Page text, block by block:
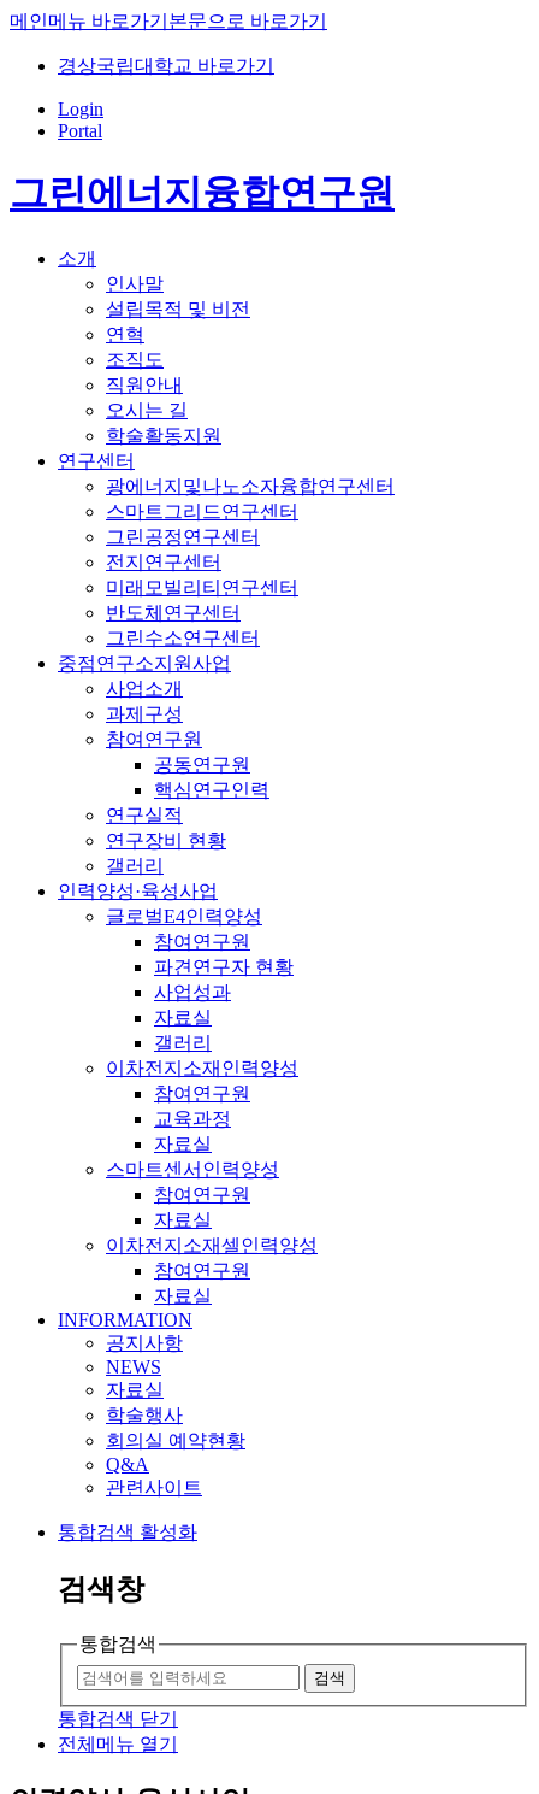
메인메뉴 바로가기 본문으로 바로가기
경상국립대학교 바로가기
Login
Portal
그린에너지융합연구원
소개
인사말
설립목적 및 비전
연혁
조직도
직원안내
오시는 길
학술활동지원
연구센터
광에너지및나노소자융합연구센터
스마트그리드연구센터
그린공정연구센터
전지연구센터
미래모빌리티연구센터
반도체연구센터
그린수소연구센터
중점연구소지원사업
사업소개
과제구성
참여연구원
공동연구원
핵심연구인력
연구실적
연구장비 현황
갤러리
인력양성·육성사업
글로벌E4인력양성
참여연구원
파견연구자 현황
사업성과
자료실
갤러리
이차전지소재인력양성
참여연구원
교육과정
자료실
스마트센서인력양성
참여연구원
자료실
이차전지소재셀인력양성
참여연구원
자료실
INFORMATION
공지사항
NEWS
자료실
학술행사
회의실 예약현황
Q&A
관련사이트
통합검색 활성화
검색창
통합검색
검색
통합검색 닫기
전체메뉴 열기